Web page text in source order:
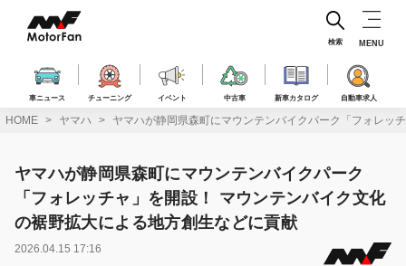
ス
車ニュース チューニング イベント 中古車 新車カタログ 自動車求人
検索 MENU
HOME ヤマハ ヤマハが静岡県森町にマウンテンバイクパーク「フォレッ
ヤマハが静岡県森町にマウンテンバイクパーク
「フォレッチャ」を開設！ マウンテンバイク文化
の裾野拡大による地方創生などに貢献
2026.04.15 17:16